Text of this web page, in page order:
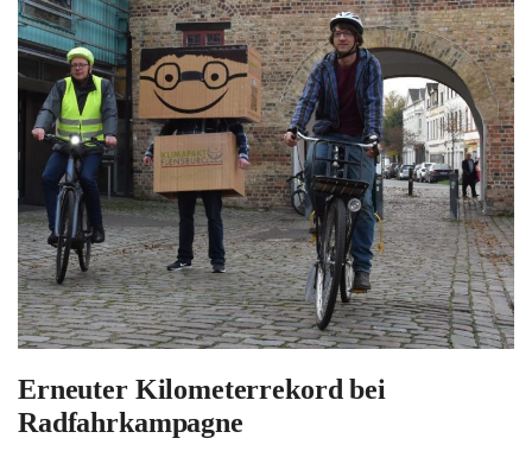
Erneuter Kilometerrekord bei
Radfahrkampagne